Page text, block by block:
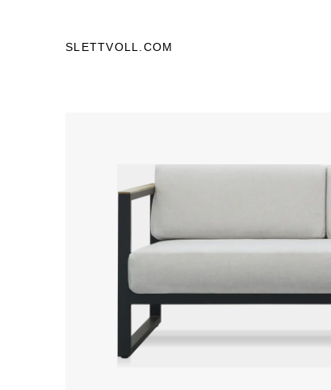
SLETTVOLL.COM